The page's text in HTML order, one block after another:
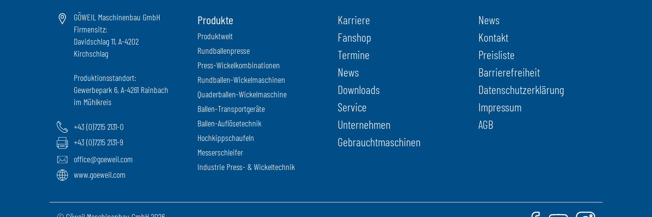
GÖWEIL Maschinenbau GmbH
Firmensitz:
Davidschlag 11, A-4202
Kirchschlag
Produktionsstandort:
Gewerbepark 6, A-4261 Rainbach
im Mühlkreis
+43 (0)7215 2131-0
+43 (0)7215 2131-9
office@goeweil.com
www.goeweil.com
Produkte
Produktwelt
Rundballenpresse
Press-Wickelkombinationen
Rundballen-Wickelmaschinen
Quaderballen-Wickelmaschine
Ballen-Transportgeräte
Ballen-Auflösetechnik
Hochkippschaufeln
Messerschleifer
Industrie Press- & Wickeltechnik
Karriere
Fanshop
Termine
News
Downloads
Service
Unternehmen
Gebrauchtmaschinen
News
Kontakt
Preisliste
Barrierefreiheit
Datenschutzerklärung
Impressum
AGB